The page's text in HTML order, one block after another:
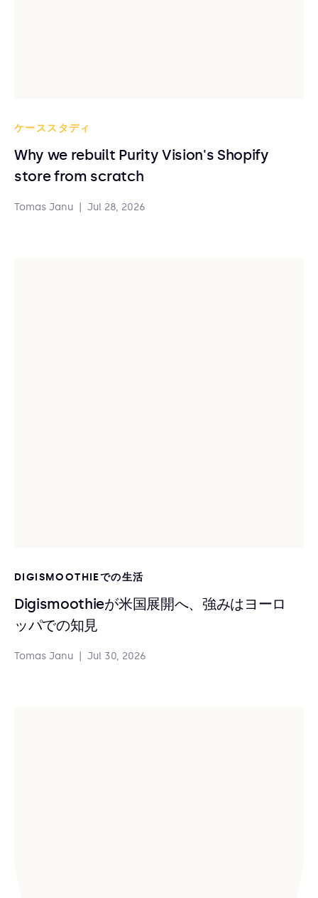
ケーススタディ
Why we rebuilt Purity Vision's Shopify
store from scratch
Tomas Janu Jul 28, 2026
DIGISMOOTHIEでの生活
Digismoothieが米国展開へ、強みはヨーロ
ッパでの知見
Tomas Janu Jul 30, 2026